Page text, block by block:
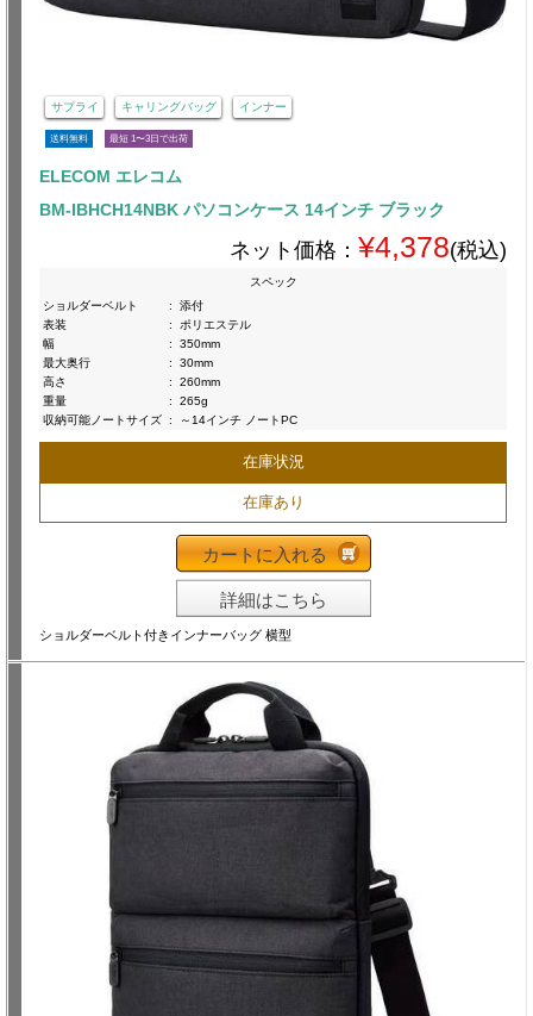
サプライ キャリングバッグ インナー
送料無料 最短 1〜3日で出荷
ELECOM エレコム
BM-IBHCH14NBK パソコンケース 14インチ ブラック
ネット価格： ¥4,378(税込)
スペック
ショルダーベルト
:
添付
表装
:
ポリエステル
幅
:
350mm
最大奥行
:
30mm
高さ
:
260mm
重量
:
265g
収納可能ノートサイズ : ～14インチ ノートPC
在庫状況
在庫あり
カートに入れる
詳細はこちら
ショルダーベルト付きインナーバッグ 横型